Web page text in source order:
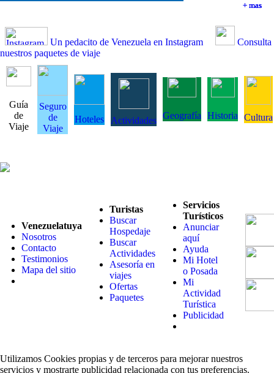
+ mas
+ mas
+ mas
+ mas
Un pedacito de Venezuela en Instagram
Consulta
nuestros paquetes de viaje
Guía
de
Viaje
Seguro
de
Viaje
Hoteles Actividades Geografía Historia Cultura
Venezuelatuya
Nosotros
Contacto
Testimonios
Mapa del sitio
Turistas
Buscar
Hospedaje
Buscar
Actividades
Asesoría en
viajes
Ofertas
Paquetes
Servicios
Turísticos
Anunciar
aquí
Ayuda
Mi Hotel
o Posada
Mi
Actividad
Turística
Publicidad
Utilizamos Cookies propias y de terceros para mejorar nuestros
servicios y mostrarte publicidad relacionada con tus preferencias.